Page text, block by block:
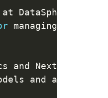
DataSphere
managing and
and NextGen
and